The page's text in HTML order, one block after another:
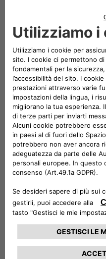
Il miglior stile di guida
- e-Start: chiave
- e-Parking: manovre di
- e-Queueing: anche nel
- e-Creeping: manovre
Le linee raffinate e il
ancora più spaziosi e
bordo.
Motore elettrico